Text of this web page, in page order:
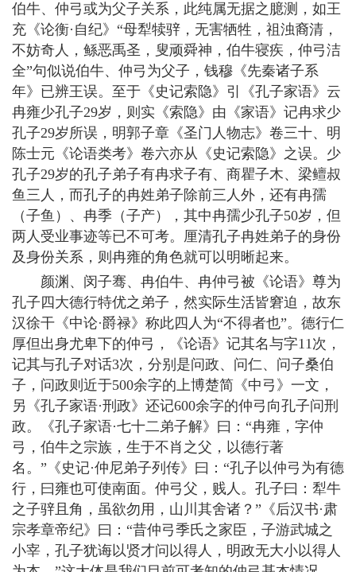
伯牛、仲弓或为父子关系，此纯属无据之臆测，如王
充《论衡·自纪》“母犁犊骍，无害牺牲，祖浊裔清，
不妨奇人，鲧恶禹圣，叟顽舜神，伯牛寝疾，仲弓洁
全”句似说伯牛、仲弓为父子，钱穆《先秦诸子系
年》已辨王误。至于《史记索隐》引《孔子家语》云
冉雍少孔子29岁，则实《索隐》由《家语》记冉求少
孔子29岁所误，明郭子章《圣门人物志》卷三十、明
陈士元《论语类考》卷六亦从《史记索隐》之误。少
孔子29岁的孔子弟子有冉求子有、商瞿子木、梁鳣叔
鱼三人，而孔子的冉姓弟子除前三人外，还有冉孺
（子鱼）、冉季（子产），其中冉孺少孔子50岁，但
两人受业事迹等已不可考。厘清孔子冉姓弟子的身份
及身份关系，则冉雍的角色就可以明晰起来。
颜渊、闵子骞、冉伯牛、冉仲弓被《论语》尊为
孔子四大德行特优之弟子，然实际生活皆窘迫，故东
汉徐干《中论·爵禄》称此四人为“不得者也”。德行仁
厚但出身尤卑下的仲弓，《论语》记其名与字11次，
记其与孔子对话3次，分别是问政、问仁、问子桑伯
子，问政则近于500余字的上博楚简《中弓》一文，
另《孔子家语·刑政》还记600余字的仲弓向孔子问刑
政。《孔子家语·七十二弟子解》曰：“冉雍，字仲
弓，伯牛之宗族，生于不肖之父，以德行著
名。”《史记·仲尼弟子列传》曰：“孔子以仲弓为有德
行，曰雍也可使南面。仲弓父，贱人。孔子曰：犁牛
之子骍且角，虽欲勿用，山川其舍诸？”《后汉书·肃
宗孝章帝纪》曰：“昔仲弓季氏之家臣，子游武城之
小宰，孔子犹诲以贤才问以得人，明政无大小以得人